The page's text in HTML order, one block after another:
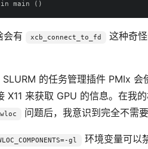
会有 xcb_connect_to_fd
这种奇
的任务管理插件 PMIx 会
X11 来获取 GPU 的信息。在我
问题后，我意识到完全不需
gl 环境变量可以